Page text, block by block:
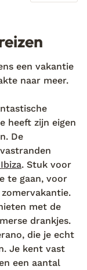
een vakantie
naar meer.
heeft zijn eigen
De
Ibiza. Stuk voor
te gaan, voor
met de
drankjes.
die je echt
Je kent vast
een aantal